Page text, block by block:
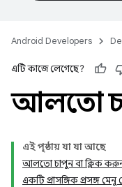
Android Developers
এটি কাজে লেগেছে?
আলতো
এই পৃষ্ঠায় যা যা আছে
আলতো চাপুন বা ক্লিক
একটি প্রাসঙ্গিক প্রসঙ্গ মেনু